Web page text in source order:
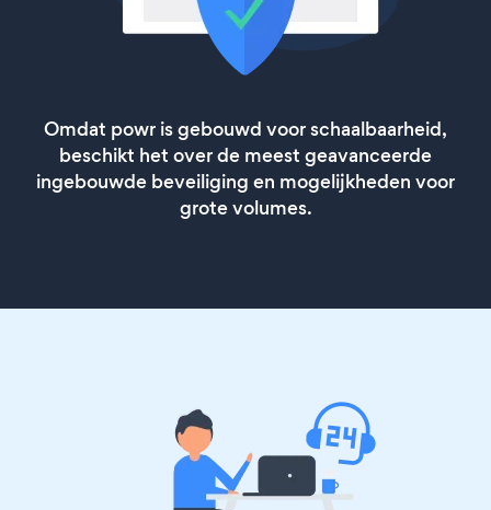
Omdat powr is gebouwd voor schaalbaarheid,
beschikt het over de meest geavanceerde
ingebouwde beveiliging en mogelijkheden voor
grote volumes.